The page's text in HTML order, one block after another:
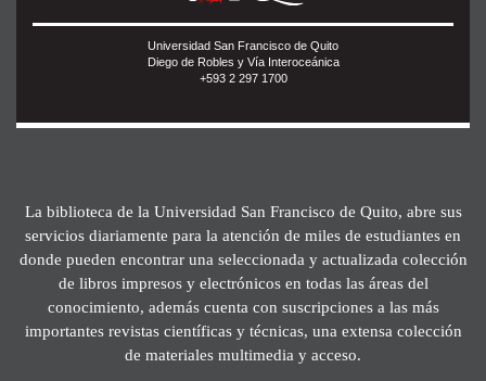
Universidad San Francisco de Quito
Diego de Robles y Vía Interoceánica
+593 2 297 1700
La biblioteca de la Universidad San Francisco de Quito, abre sus
servicios diariamente para la atención de miles de estudiantes en
donde pueden encontrar una seleccionada y actualizada colección
de libros impresos y electrónicos en todas las áreas del
conocimiento, además cuenta con suscripciones a las más
importantes revistas científicas y técnicas, una extensa colección
de materiales multimedia y acceso.